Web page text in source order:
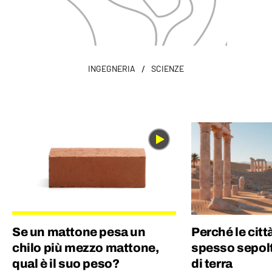
INGEGNERIA / SCIENZE
Se un mattone pesa un
chilo più mezzo mattone,
qual è il suo peso?
Perché le
spesso
di terra